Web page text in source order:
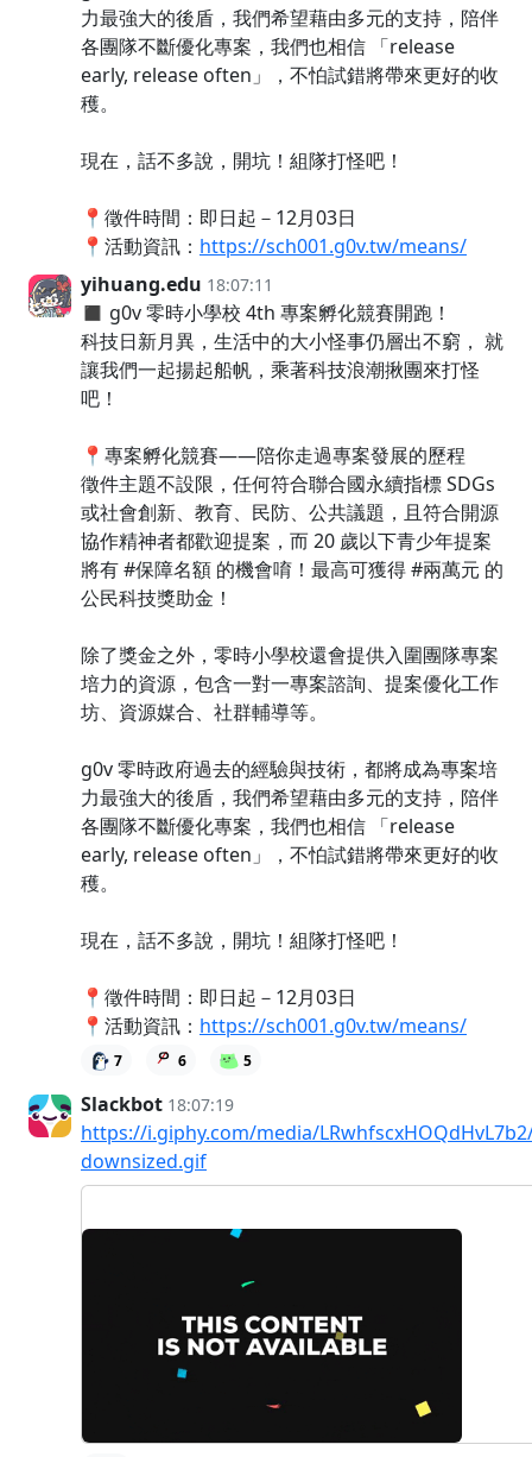
力最強大的後盾，我們希望藉由多元的支持，陪伴
各團隊不斷優化專案，我們也相信 「release
early, release often」，不怕試錯將帶來更好的收
穫。
現在，話不多說，開坑！組隊打怪吧！
📍徵件時間：即日起－12月03日
📍活動資訊： https://sch001.g0v.tw/means/
yihuang.edu 18:07:11
◼︎ g0v 零時小學校 4th 專案孵化競賽開跑！
科技日新月異，生活中的大小怪事仍層出不窮， 就
讓我們一起揚起船帆，乘著科技浪潮揪團來打怪
吧！
📍專案孵化競賽——陪你走過專案發展的歷程
徵件主題不設限，任何符合聯合國永續指標 SDGs
或社會創新、教育、民防、公共議題，且符合開源
協作精神者都歡迎提案，而 20 歲以下青少年提案
將有 #保障名額 的機會唷！最高可獲得 #兩萬元 的
公民科技獎助金！
除了獎金之外，零時小學校還會提供入圍團隊專案
培力的資源，包含一對一專案諮詢、提案優化工作
坊、資源媒合、社群輔導等。
g0v 零時政府過去的經驗與技術，都將成為專案培
力最強大的後盾，我們希望藉由多元的支持，陪伴
各團隊不斷優化專案，我們也相信 「release
early, release often」，不怕試錯將帶來更好的收
穫。
現在，話不多說，開坑！組隊打怪吧！
📍徵件時間：即日起－12月03日
📍活動資訊： https://sch001.g0v.tw/means/
7 6 5
Slackbot 18:07:19
https://i.giphy.com/media/
downsized.gif